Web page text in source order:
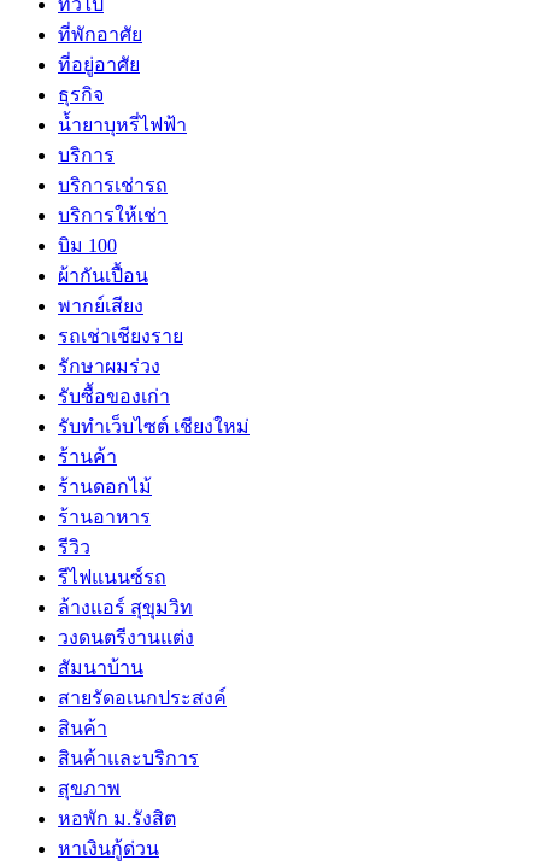
ทั่วไป
ที่พักอาศัย
ที่อยู่อาศัย
ธุรกิจ
น้ำยาบุหรี่ไฟฟ้า
บริการ
บริการเช่ารถ
บริการให้เช่า
บิม 100
ผ้ากันเปื้อน
พากย์เสียง
รถเช่าเชียงราย
รักษาผมร่วง
รับซื้อของเก่า
รับทำเว็บไซต์ เชียงใหม่
ร้านค้า
ร้านดอกไม้
ร้านอาหาร
รีวิว
รีไฟแนนซ์รถ
ล้างแอร์ สุขุมวิท
วงดนตรีงานแต่ง
สัมนาบ้าน
สายรัดอเนกประสงค์
สินค้า
สินค้าและบริการ
สุขภาพ
หอพัก ม.รังสิต
หาเงินกู้ด่วน